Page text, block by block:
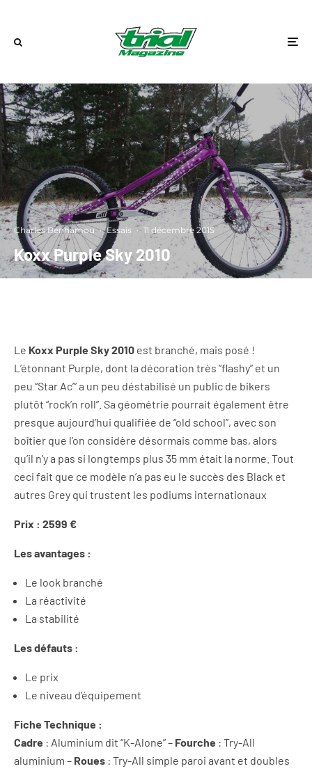
Charles Benhamou · Essais · 11 décembre 2015
Koxx Purple Sky 2010
Le Koxx Purple Sky 2010 est branché, mais posé !
L’étonnant Purple, dont la décoration très “flashy” et un
peu “Star Ac’” a un peu déstabilisé un public de bikers
plutôt “rock’n roll”. Sa géométrie pourrait également être
presque aujourd’hui qualifiée de “old school”, avec son
boîtier que l’on considère désormais comme bas, alors
qu’il n’y a pas si longtemps plus 35 mm était la norme. Tout
ceci fait que ce modèle n’a pas eu le succès des Black et
autres Grey qui trustent les podiums internationaux
Prix : 2599 €
Les avantages :
Le look branché
La réactivité
La stabilité
Les défauts :
Le prix
Le niveau d’équipement
Fiche Technique :
Cadre : Aluminium dit “K-Alone” – Fourche : Try-All
aluminium – Roues : Try-All simple paroi avant et doubles